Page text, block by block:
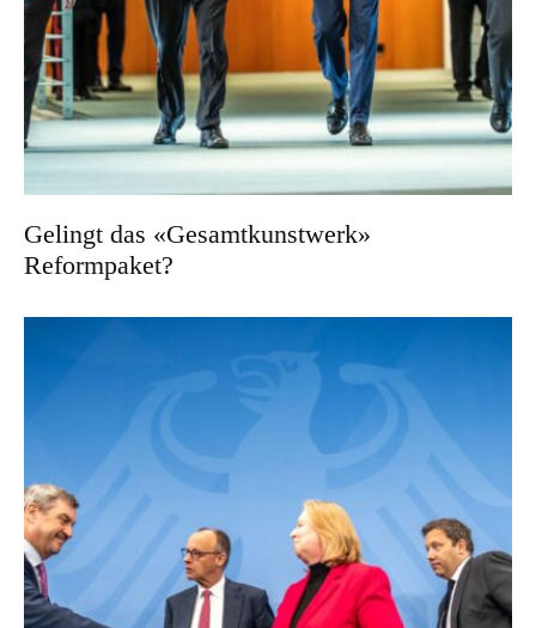
Gelingt das «Gesamtkunstwerk»
Reformpaket?